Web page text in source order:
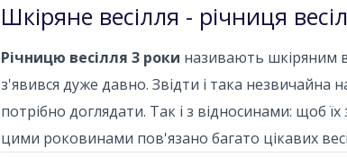
Шкіряне весілля - річниця
Річницю весілля 3 роки називають шкіряним
з'явився дуже давно. Звідти і така незвичайна
потрібно доглядати. Так і з відносинами: щоб
цими роковинами пов'язано багато цікавих